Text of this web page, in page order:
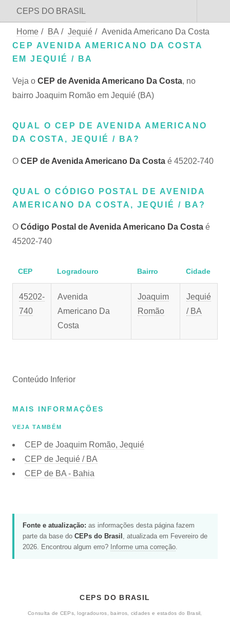
CEPS DO BRASIL
Home / BA / Jequié / Avenida Americano Da Costa
CEP AVENIDA AMERICANO DA COSTA
EM JEQUIÉ / BA
Veja o CEP de Avenida Americano Da Costa, no
bairro Joaquim Romão em Jequié (BA)
QUAL O CEP DE AVENIDA AMERICANO
DA COSTA, JEQUIÉ / BA?
O CEP de Avenida Americano Da Costa é 45202-740
QUAL O CÓDIGO POSTAL DE AVENIDA
AMERICANO DA COSTA, JEQUIÉ / BA?
O Código Postal de Avenida Americano Da Costa é
45202-740
CEP Logradouro Bairro Cidade
45202-
740
Avenida
Americano Da
Costa
Joaquim
Romão
Jequié
/ BA
Conteúdo Inferior
MAIS INFORMAÇÕES
VEJA TAMBÉM
CEP de Joaquim Romão, Jequié
CEP de Jequié / BA
CEP de BA - Bahia
Fonte e atualização: as informações desta página fazem
parte da base do CEPs do Brasil , atualizada em Fevereiro de
2026. Encontrou algum erro? Informe uma correção.
CEPS DO BRASIL
Consulta de CEPs, logradouros, bairros, cidades e estados do Brasil,